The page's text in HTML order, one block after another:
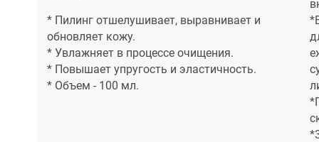
* Пилинг отшелушивает, выравнивает и
обновляет кожу.
* Увлажняет в процессе очищения.
* Повышает упругость и эластичность.
* Объем - 100 мл.